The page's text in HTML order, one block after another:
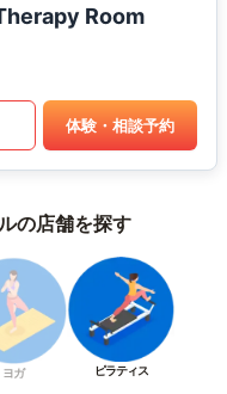
Room
体験・相談予約
の店舗を探す
ヨガ ピラティス